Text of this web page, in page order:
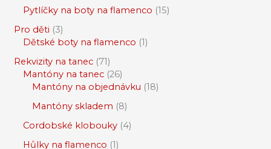
Pytlíčky na boty na flamenco 15
Pro děti 3
Dětské boty na flamenco 1
Rekvizity na tanec 71
Mantóny na tanec 26
Mantóny na objednávku 18
Mantóny skladem 8
Cordobské klobouky 4
Hůlky na flamenco 1